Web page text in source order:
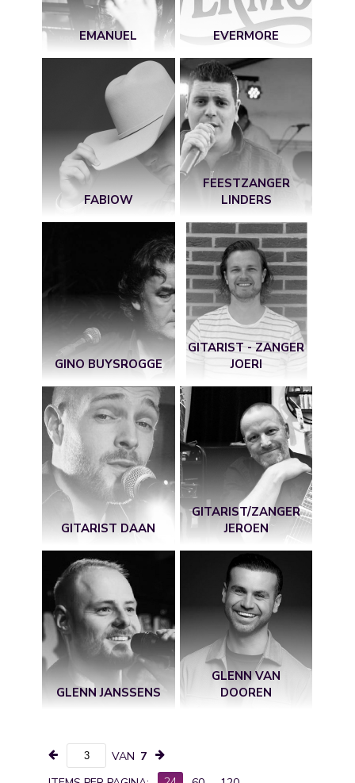
EMANUEL EVERMORE
FABIOW
FEESTZANGER
LINDERS
GINO BUYSROGGE
GITARIST - ZANGER
JOERI
GITARIST DAAN
GITARIST/ZANGER
JEROEN
GLENN JANSSENS
GLENN VAN
DOOREN
VAN 7